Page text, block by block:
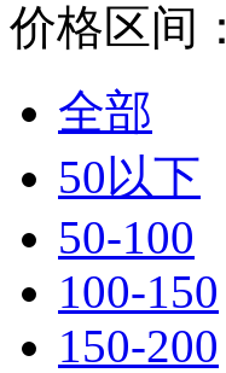
价格区间：
全部
50以下
50-100
100-150
150-200